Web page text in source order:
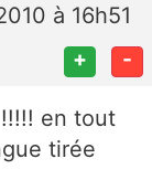
à 16h51
+ -
en tout